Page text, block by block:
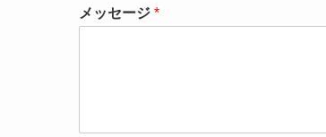
メッセージ *